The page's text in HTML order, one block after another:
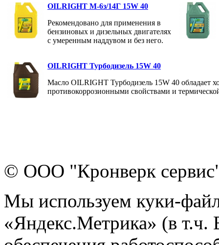
OILRIGHT М-6з/14Г 15W 40
Рекомендовано для применения в
бензиновых и дизельных двигателях
с умеренным наддувом и без него.
OILRIGHT Турбодизель 15W 40
Масло OILRIGHT Турбодизель 15W 40 обладает
противокоррозионными свойствами и
© ООО "Кронверк
Мы используем куки-
«Яндекс.Метрика» (в т.ч.